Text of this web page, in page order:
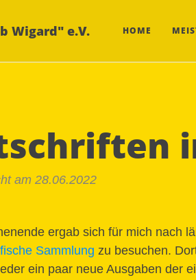
Wigard" e.V. HOME
am 28.06.2022
ergab sich für mich nach
Sammlung zu besuchen.
ein paar neue Ausgaben der